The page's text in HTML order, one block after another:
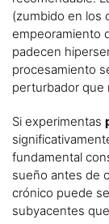
(zumbido en los
empeoramiento
padecen
procesamiento
perturbador que
Si experimentas
fundamental
sueño antes de
crónico puede
subyacentes